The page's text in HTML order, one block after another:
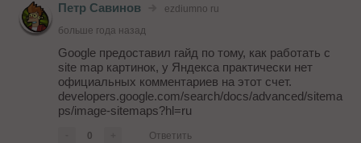
Петр Савинов
ezdiumno ru
больше года назад
Google предоставил гайд по тому, как работать с
site map картинок, у Яндекса практически нет
официальных комментариев на этот счет.
developers.google.com/search/docs/advanced/sitema
ps/image-sitemaps?hl=ru
0 Ответить